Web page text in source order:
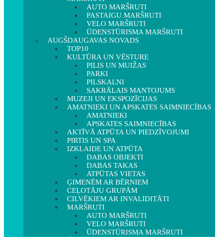
AUTO MARŠRUTI
PASTAIGU MARŠRUTI
VELO MARŠRUTI
ŪDENSTŪRISMA MARŠRUTI
AUGŠDAUGAVAS NOVADS
TOP10
KULTŪRA UN VĒSTURE
PILIS UN MUIŽAS
PARKI
PILSKALNI
SAKRĀLAIS MANTOJUMS
MUZEJI UN EKSPOZĪCIJAS
AMATNIEKI UN APSKATES SAIMNIECĪBAS
AMATNIEKI
APSKATES SAIMNIECĪBAS
AKTĪVĀ ATPŪTA UN PIEDZĪVOJUMI
PIRTIS UN SPA
IZKLAIDE UN ATPŪTA
DABAS OBJEKTI
DABAS TAKAS
ATPŪTAS VIETAS
ĢIMENĒM AR BĒRNIEM
CEĻOTĀJU GRUPĀM
CILVĒKIEM AR INVALIDITĀTI
MARŠRUTI
AUTO MARŠRUTI
VELO MARŠRUTI
ŪDENSTŪRISMA MARŠRUTI